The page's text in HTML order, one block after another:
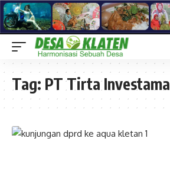
Tag: PT Tirta Investama